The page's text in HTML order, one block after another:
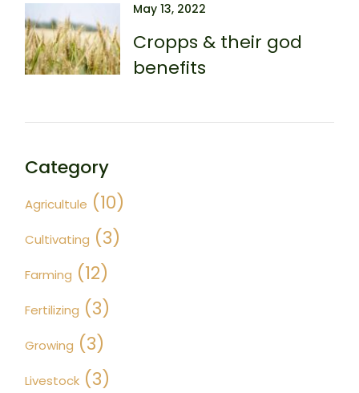
May 13, 2022
Cropps & their god
benefits
Category
Agricultule (10)
Cultivating (3)
Farming (12)
Fertilizing (3)
Growing (3)
Livestock (3)